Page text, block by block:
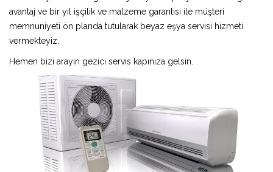
avantaj ve bir yıl işçilik ve malzeme garantisi ile müşteri
memnuniyeti ön planda tutularak beyaz eşya servisi hizmeti
vermekteyiz.
Hemen bizi arayın gezici servis kapınıza gelsin.